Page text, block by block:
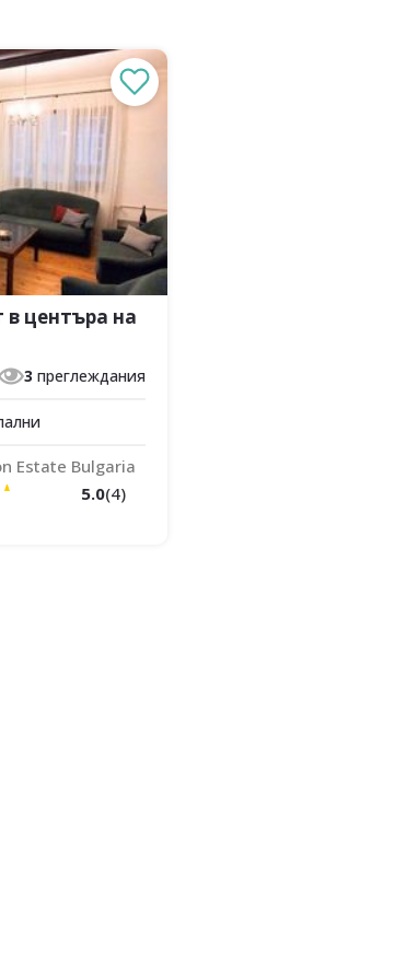
центъра на
3 преглеждания
Estate Bulgaria
5.0(4)